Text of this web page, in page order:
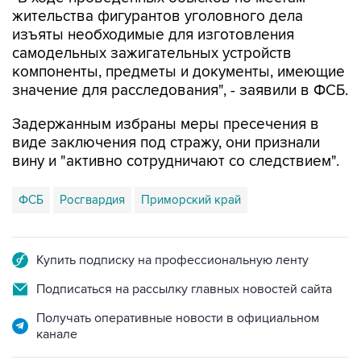
самодельных зажигательных устройств
компоненты, предметы и документы, имеющие
значение для расследования", - заявили в ФСБ.
Задержанным избраны меры пресечения в
вину и "активно сотрудничают со следствием".
ФСБ Росгвардия Приморский край
Подписаться на рассылку главных новостей сайта
Получать оперативные новости в официальном
НОВОСТИ ПО ТЕМЕ